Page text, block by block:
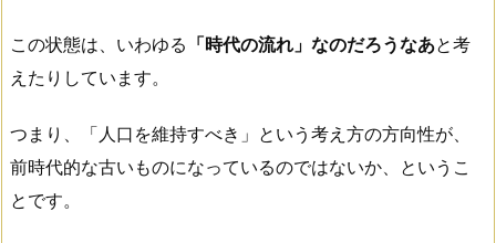
この状態は、いわゆる 「時代の流れ」なのだろうなあと考
えたりしています。
つまり、「人口を維持すべき」という考え方の方向性が、
前時代的な古いものになっているのではないか、というこ
とです。